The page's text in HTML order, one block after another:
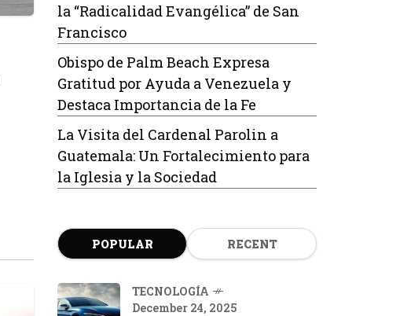
la “Radicalidad Evangélica” de San
Francisco
Obispo de Palm Beach Expresa
Gratitud por Ayuda a Venezuela y
Destaca Importancia de la Fe
La Visita del Cardenal Parolin a
Guatemala: Un Fortalecimiento para
la Iglesia y la Sociedad
POPULAR RECENT
TECNOLOGÍA
December 24, 2025